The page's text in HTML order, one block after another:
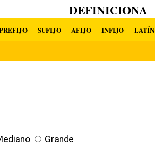
DEFINICIONA
SUFIJO AFIJO INFIJO LATÍN
Grande